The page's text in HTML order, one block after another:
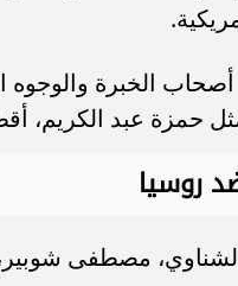
الخبرة
حمزة عبد الكريم،
روسيا
مصطفى